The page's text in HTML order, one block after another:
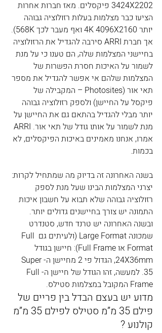
3424X2202 פיקסלים. מאז חברות אחרות
הציעו כבר מצלמות בעלות רזולוציה גבוהה
יותר 4K 4096X2160 ואף מעבר לכך 568K).
אך חברת ARRI סירבה להגדיל את הרזולוציה
בחיישני המצלמות שלה, הם טענו כי על מנת
לשמור על האיכות חסרת הפשרות של
המצלמות שלהם אי אפשר להגדיל את מספר
תאי אור (Photosites – המקבילה של
פיקסל על החיישן) ולספק רזולוציה גבוהה
יותר מבלי להגדיל בהתאם גם את החיישן על
אמרו, אנחנו מאמינים באיכות הפיקסלים, לא
בכמות.
בשנה האחרונה זה בדיוק מה שמתחיל לקרות:
יצרני המצלמות הבינו שעל מנת לספק
רזולוציה גבוהה שלא תבוא על חשבון איכות
התמונה יש צורך בחיישנים גדולים יותר.
ובשנה האחרונה יש טרנד חדש, סטנדרט
שמכונה Large Format (ולעיתים גם Full
Format או Full Frame): חיישן בגודל
24X36mm, הגדול פי 2 מחיישן ה-Super
35. למעשה, זהו הגודל של חיישן ה-Full
Frame המקובל במצלמות סטילס.
מדוע יש בעצם הבדל בין פריים של
פילם 35 מ”מ סטילס לפילם 35 מ”מ
קולנוע ?